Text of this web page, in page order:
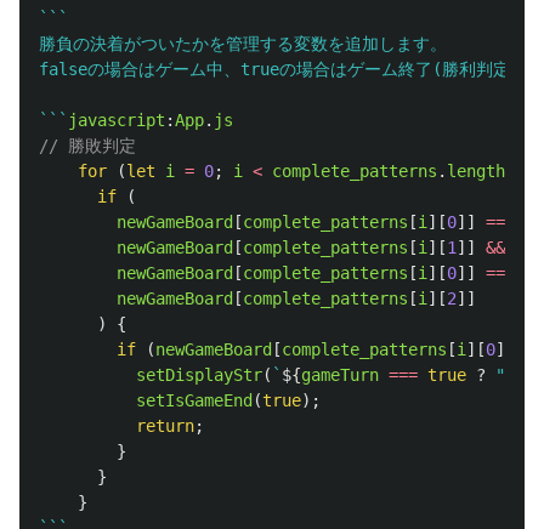
```
勝負の決着がついたかを管理する変数を追加します。
falseの場合はゲーム中、trueの場合はゲーム終了(勝利判定済
``` javascript :App. js
// 勝敗判定
for
(let i = 0; i < complete_patterns . length
if
(
newGameBoard [complete_patterns [i ][0]]
===
newGameBoard [complete_patterns [i ][1 ]]
&&
newGameBoard [complete_patterns [i ][0]]
===
newGameBoard [complete_patterns [i ][2]]
)
{
if
(newGameBoard [complete_patterns [i ][0]]
setDisplayStr( ` ${gameTurn === true ? "
setIsGameEnd (true);
return;
}
}
}